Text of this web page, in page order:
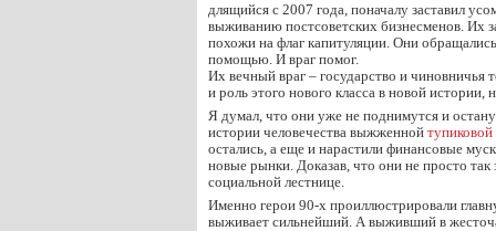
длящийся с 2007 года, поначалу заставил
выживанию постсоветских бизнесменов. Их
похожи на флаг капитуляции. Они
помощью. И враг помог.
Их вечный враг – государство и чиновничья
и роль этого нового класса в новой истории,
Я думал, что они уже не поднимутся и
истории человечества выжженной
остались, а еще и нарастили финансовые
новые рынки. Доказав, что они не просто так
социальной лестнице.
Именно герои 90-х проиллюстрировали
выживает сильнейший. А выживший в